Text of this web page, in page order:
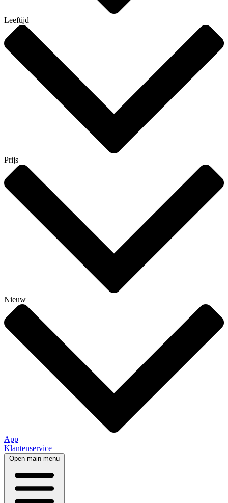
Leeftijd
Prijs
Nieuw
App
Klantenservice
Open main menu